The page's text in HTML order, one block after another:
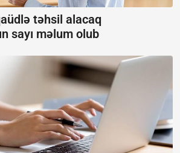
təhsil alacaq
sayı məlum olub